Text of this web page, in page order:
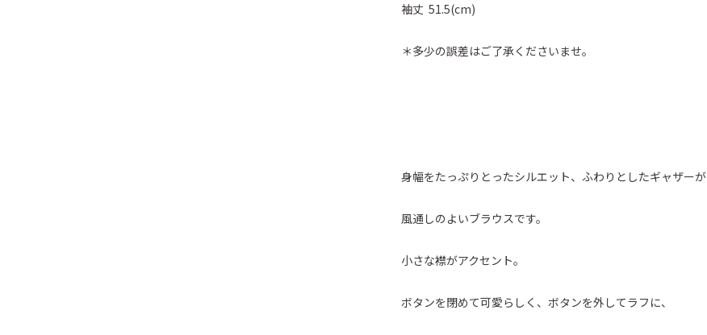
袖丈 51.5(cm)
＊多少の誤差はご了承くださいませ。
身幅をたっぷりとったシルエット、ふわりとしたギャザーが
風通しのよいブラウスです。
小さな襟がアクセント。
ボタンを閉めて可愛らしく、ボタンを外してラフに、